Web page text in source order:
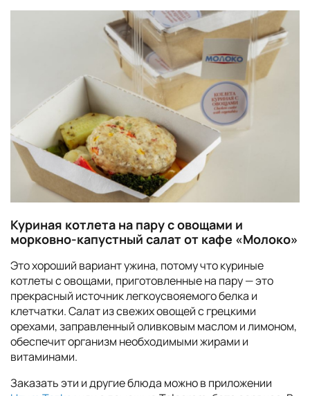
Куриная котлета на пару с овощами и
морковно-капустный салат от кафе «Молоко»
Это хороший вариант ужина, потому что куриные
котлеты с овощами, приготовленные на пару — это
прекрасный источник легкоусвояемого белка и
клетчатки. Салат из свежих овощей с грецкими
орехами, заправленный оливковым маслом и лимоном,
обеспечит организм необходимыми жирами и
витаминами.
Заказать эти и другие блюда можно в приложении